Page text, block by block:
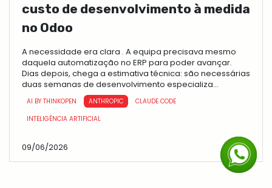
custo de desenvolvimento à medida
no Odoo
A necessidade era clara . A equipa precisava mesmo
daquela automatização no ERP para poder avançar.
Dias depois, chega a estimativa técnica: são necessárias
duas semanas de desenvolvimento especializa...
AI BY THINKOPEN ANTHROPIC
CLAUDE CODE
INTELIGÊNCIA ARTIFICIAL
09/06/2026